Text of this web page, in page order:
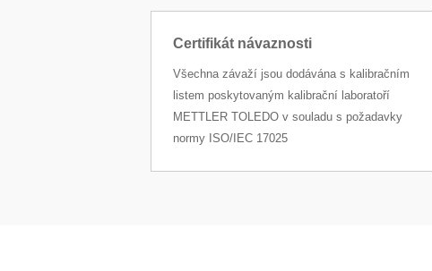
Certifikát návaznosti
Všechna závaží jsou dodávána s kalibračním
listem poskytovaným kalibrační laboratoří
METTLER TOLEDO v souladu s požadavky
normy ISO/IEC 17025